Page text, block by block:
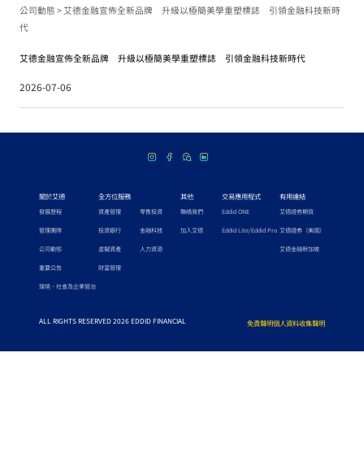
公司動態 >艾德金融宣佈全新品牌 升級以極簡美學重塑標誌 引領金融科技新時
代
艾德金融宣佈全新品牌 升級以極簡美學重塑標誌 引領金融科技新時代
2026-07-06
關於艾德
發展歷程
管理團隊
公司動態
重要公告
環境、社會及企業管治
全方位服務
資產管理
投資銀行
虛擬資產
財富管理
零售投資
金融科技
人力資源
其他
聯絡我們
加入艾德
交易應用程式
Eddid ONE
Eddid Lite/Eddid Pro
有用連結
艾德證券期貨
艾德證券（美國）
艾德金融新加坡
ALL RIGHTS RESERVED 2026 EDDID FINANCIAL 免責聲明個人資料收集聲明